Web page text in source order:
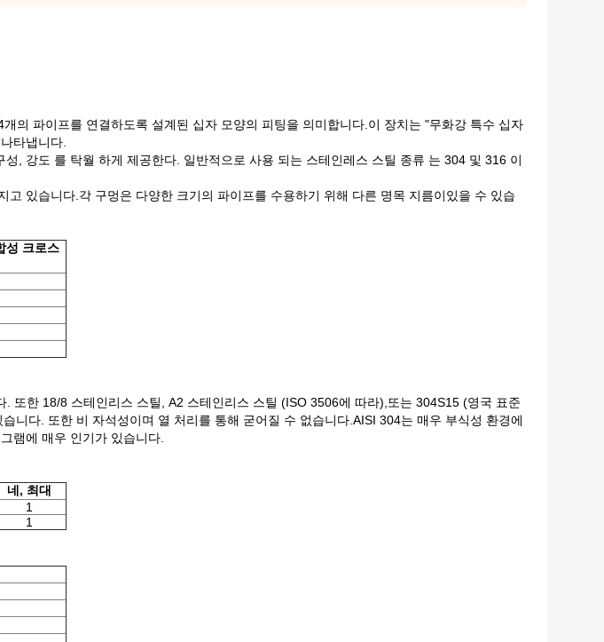
의 파이프를 연결하도록 설계된 십자 모양의 피팅을 의미합니다.이 장치는 "무화강 특수 십자
타냅니다.
, 강도 를 탁월 하게 제공한다. 일반적으로 사용 되는 스테인레스 스틸 종류 는 304 및 316 이
있습니다.각 구멍은 다양한 크기의 파이프를 수용하기 위해 다른 명목 지름이있을 수 있습
성 크로스
또한 18/8 스테인리스 스틸, A2 스테인리스 스틸 (ISO 3506에 따라),또는 304S15 (영국 표준
니다. 또한 비 자석성이며 열 처리를 통해 굳어질 수 없습니다.AISI 304는 매우 부식성 환경에
램에 매우 인기가 있습니다.
네, 최대
1
1